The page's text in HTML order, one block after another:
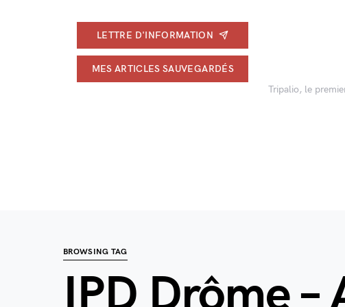
LETTRE D'INFORMATION
MES ARTICLES SAUVEGARDÉS
Tripalio, le
BROWSING TAG